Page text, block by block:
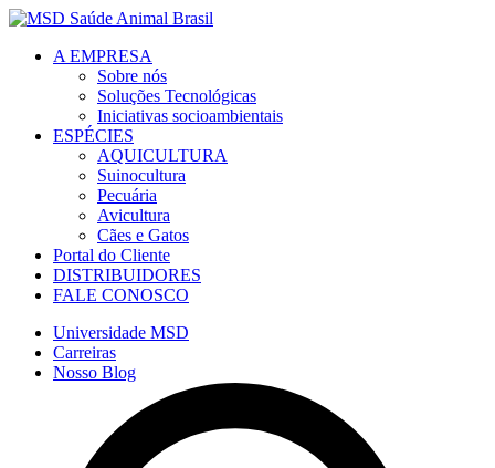
A EMPRESA
Sobre nós
Soluções Tecnológicas
Iniciativas socioambientais
ESPÉCIES
AQUICULTURA
Suinocultura
Pecuária
Avicultura
Cães e Gatos
Portal do Cliente
DISTRIBUIDORES
FALE CONOSCO
Universidade MSD
Carreiras
Nosso Blog